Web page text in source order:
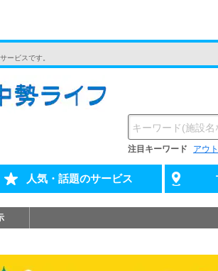
ービスです。
注目キーワード アウ
人気・話題のサービス